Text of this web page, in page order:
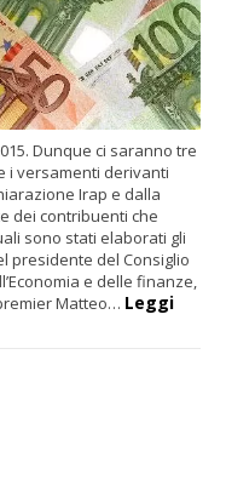
Dunque ci saranno tre
i versamenti derivanti
Irap e dalla
dei contribuenti che
sono stati elaborati gli
presidente del Consiglio
e delle finanze,
Matteo… Leggi